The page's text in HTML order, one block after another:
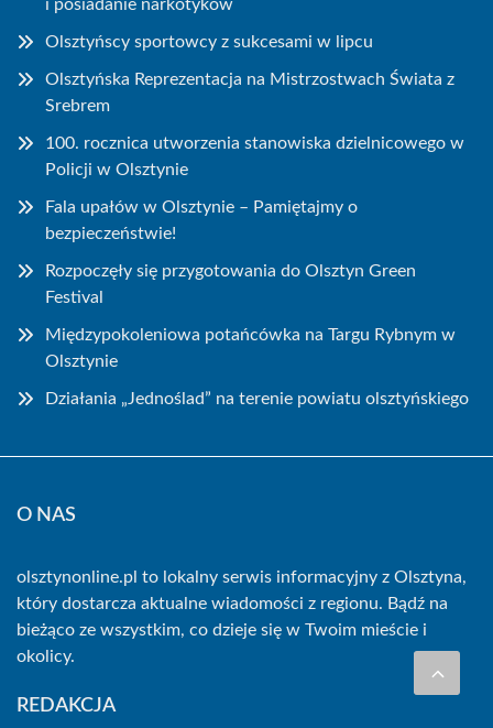
i posiadanie narkotyków
Olsztyńscy sportowcy z sukcesami w lipcu
Olsztyńska Reprezentacja na Mistrzostwach Świata z
Srebrem
100. rocznica utworzenia stanowiska dzielnicowego w
Policji w Olsztynie
Fala upałów w Olsztynie – Pamiętajmy o
bezpieczeństwie!
Rozpoczęły się przygotowania do Olsztyn Green
Festival
Międzypokoleniowa potańcówka na Targu Rybnym w
Olsztynie
Działania „Jednoślad” na terenie powiatu olsztyńskiego
O NAS
olsztynonline.pl to lokalny serwis informacyjny z Olsztyna,
który dostarcza aktualne wiadomości z regionu. Bądź na
bieżąco ze wszystkim, co dzieje się w Twoim mieście i
okolicy.
REDAKCJA